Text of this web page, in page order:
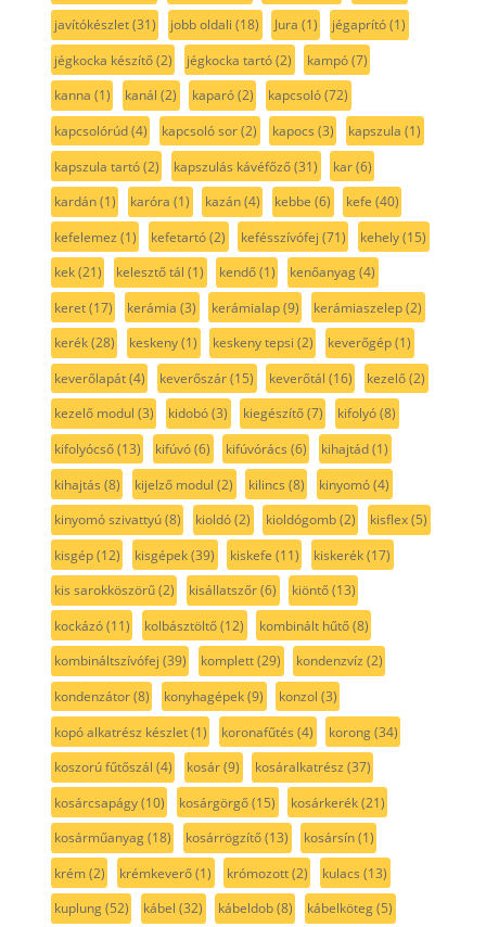
javítókészlet(31) jobb oldali (18) Jura (1) jégaprító(1)
jégkocka készítő(2) jégkocka tartó(2) kampó(7)
kanna (1) kanál (2) kaparó(2) kapcsoló(72)
kapcsolórúd(4) kapcsoló sor(2) kapocs (3) kapszula (1)
kapszula tartó(2) kapszulás kávéfőző(31) kar(6)
kardán(1) karóra (1) kazán(4) kebbe (6) kefe (40)
kefelemez (1) kefetartó(2) kefésszívófej (71) kehely(15)
kek(21) kelesztő tál (1) kendő(1) kenőanyag(4)
keret(17) kerámia (3) kerámialap(9) kerámiaszelep(2)
kerék(28) keskeny(1) keskeny tepsi (2) keverőgép(1)
keverőlapát(4) keverőszár(15) keverőtál (16) kezelő(2)
kezelő modul (3) kidobó(3) kiegészítő(7) kifolyó(8)
kifolyócső(13) kifúvó(6) kifúvórács (6) kihajtád(1)
kihajtás (8) kijelző modul (2) kilincs (8) kinyomó(4)
kinyomó szivattyú(8) kioldó(2) kioldógomb(2) kisflex(5)
kisgép(12) kisgépek(39) kiskefe (11) kiskerék(17)
kis sarokköszörű(2) kisállatszőr(6) kiöntő(13)
kockázó(11) kolbásztöltő(12) kombinált hűtő(8)
kombináltszívófej (39) komplett(29) kondenzvíz (2)
kondenzátor(8) konyhagépek(9) konzol (3)
kopó alkatrész készlet(1) koronafűtés (4) korong(34)
koszorú fűtőszál (4) kosár(9) kosáralkatrész (37)
kosárcsapágy(10) kosárgörgő(15) kosárkerék(21)
kosárműanyag(18) kosárrögzítő(13) kosársín(1)
krém(2) krémkeverő(1) krómozott(2) kulacs (13)
kuplung(52) kábel (32) kábeldob(8) kábelköteg(5)